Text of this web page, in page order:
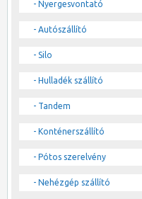
- Nyergesvontató
- Autószállító
- Silo
- Hulladék szállító
- Tandem
- Konténerszállító
- Pótos szerelvény
- Nehézgép szállító